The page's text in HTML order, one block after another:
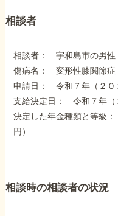
受給事例
Q&A・相談事例
障害年金コラム
事務所について
相談者
相談者： 宇和島市の男性
傷病名： 変形性膝関節
申請日： 令和７年（２０
支給決定日： 令和７年（
決定した年金種類と等級
円）
相談時の相談者の状況